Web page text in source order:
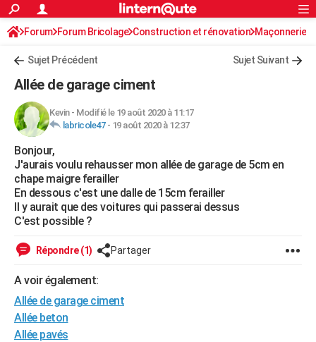
ACTUALITÉS
Politique
Société
Faits Divers
Education
Monde
Villes
+
FINANCE
Retraite
Impôts
Epargne
Immobilier
Risques naturels par ville
Banque
Assurance
Crédit
AUTO
Essais
Réserver un essai
Citadines
Berlines
SUV
Forum auto
+HIGH-TECH
Mobiles
Meilleur smartphone
Internet
Ordinateurs
Jeux vidéo
Guide high-tech
+BRICOLAGE
Forum
Aménagement intérieur
Extérieur
Cuisine
Salle de bains
Jardinage
Rangement
WEEK-END
Guides de France
Escapades
Patrimoine
Expositions
Musées
Week-end nature
LIFESTYLE
SANTE
Alimentation
Guide de la santé
Maladies
Médicaments
Sommeil
VOYAGE
Destinations
City break
Voyage nature
Voyage de noces
Forum
Climat
PHOTO
Rechercher
S'inscrire
Connexion
Forum Forum Bricolage Construction et rénovation Maçonnerie
Sujet Précédent Sujet Suivant
Allée de garage ciment
Kevin- Modifié le 19 août 2020 à 11:17
labricole47- 19 août 2020 à 12:37
Bonjour,
J'aurais voulu rehausser mon allée de garage de 5cm en
chape maigre ferailler
En dessous c'est une dalle de 15cm ferailler
Il y aurait que des voitures qui passerai dessus
C'est possible ?
Répondre (1) Partager
A voir également:
Allée de garage ciment
Allée beton
Allée pavés